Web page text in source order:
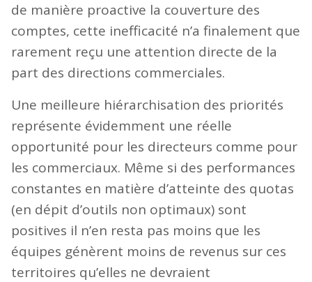
de manière proactive la couverture des
comptes, cette inefficacité n’a finalement que
rarement reçu une attention directe de la
part des directions commerciales.
Une meilleure hiérarchisation des priorités
représente évidemment une réelle
opportunité pour les directeurs comme pour
les commerciaux. Même si des performances
constantes en matière d’atteinte des quotas
(en dépit d’outils non optimaux) sont
positives il n’en resta pas moins que les
équipes génèrent moins de revenus sur ces
territoires qu’elles ne devraient